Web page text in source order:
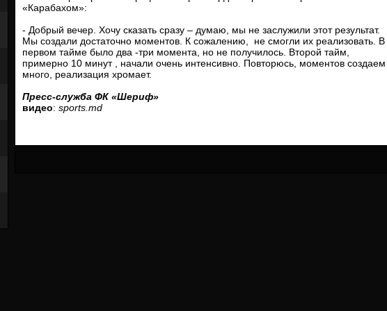
02 Марта
Вячеслав КОЗМА
09 Марта
Эммануэль АФЕТСЕ
Хайдер Морено АСПРИЛЬЯ
15 Июня
Конан Жорес-Ульрих ЛУКУ
Виктор ЧУМАШУ
27 Июля
Владимир ФРАТЯ
«Карабахом»:
- Добрый вечер. Хочу сказать сразу – думаю, мы не заслужили этот результат.
Мы создали достаточно моментов. К сожалению, не смогли их реализовать. В
первом тайме было два -три момента, но не получилось. Второй тайм,
примерно 10 минут , начали очень интенсивно. Повторюсь, моментов создаем
много, реализация хромает.
Пресс-служба ФК «Шериф»
видео: sports.md